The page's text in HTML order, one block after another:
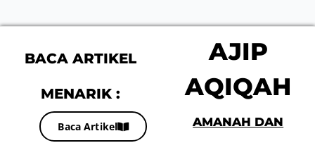
AJIP
AQIQAH
AMANAH DAN
BACA ARTIKEL
MENARIK :
Baca Artikel